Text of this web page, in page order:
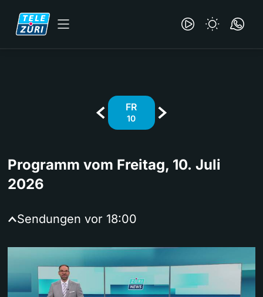
FR
10
Programm vom Freitag, 10. Juli
2026
Sendungen vor 18:00